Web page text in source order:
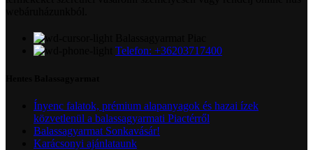
Telefon: +36203717400
Ínyenc falatok, prémium alapanyagok és hazai ízek
közvetlenül a balassagyarmati Piactérről
Balassagyarmat Sonkavásár!
Karácsonyi ajánlataunk